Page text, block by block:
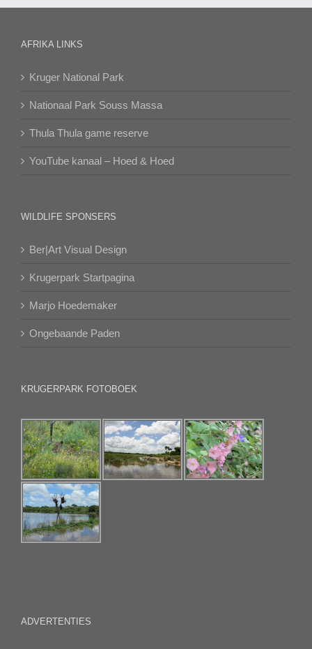
AFRIKA LINKS
Kruger National Park
Nationaal Park Souss Massa
Thula Thula game reserve
YouTube kanaal – Hoed & Hoed
WILDLIFE SPONSERS
Ber|Art Visual Design
Krugerpark Startpagina
Marjo Hoedemaker
Ongebaande Paden
KRUGERPARK FOTOBOEK
ADVERTENTIES